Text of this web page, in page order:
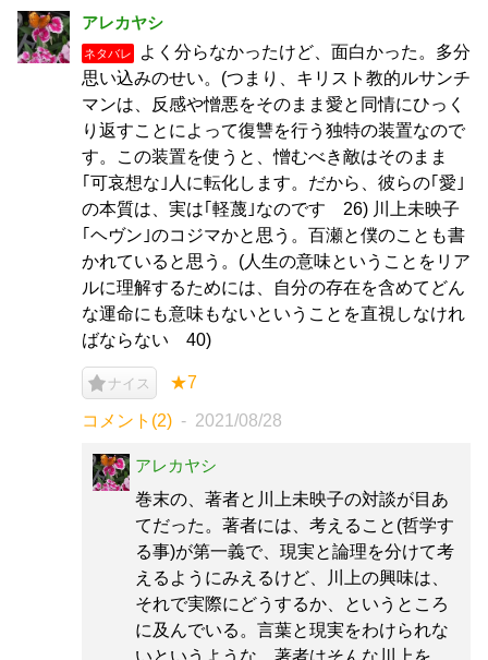
アレカヤシ
ネタバレ
よく分らなかったけど、面白かった。多分
思い込みのせい。(つまり、キリスト教的ルサンチ
マンは、反感や憎悪をそのまま愛と同情にひっく
り返すことによって復讐を行う独特の装置なので
す。この装置を使うと、憎むべき敵はそのまま
｢可哀想な｣人に転化します。だから、彼らの｢愛｣
の本質は、実は｢軽蔑｣なのです 26) 川上未映子
｢ヘヴン｣のコジマかと思う。百瀬と僕のことも書
かれていると思う。(人生の意味ということをリア
ルに理解するためには、自分の存在を含めてどん
な運命にも意味もないということを直視しなけれ
ばならない 40)
ナイス ★7
コメント(2) 2021/08/28
アレカヤシ
巻末の、著者と川上未映子の対談が目あ
てだった。著者には、考えること(哲学す
る事)が第一義で、現実と論理を分けて考
えるようにみえるけど、川上の興味は、
それで実際にどうするか、というところ
に及んでいる。言葉と現実をわけられな
いというような。著者はそんな川上を、